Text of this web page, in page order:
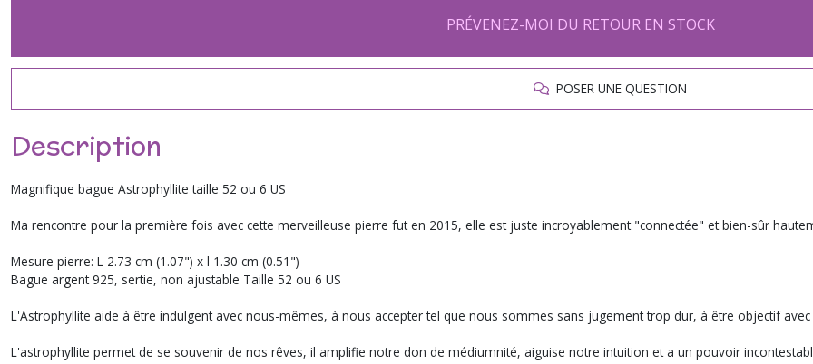
PRÉVENEZ-MOI DU RETOUR EN STOCK
POSER UNE QUESTION
Description
Magnifique bague Astrophyllite taille 52 ou 6 US
Ma rencontre pour la première fois avec cette merveilleuse pierre fut en 2015, elle est juste incroyablement "connectée" et bien-sûr
Mesure pierre: L 2.73 cm (1.07") x l 1.30 cm (0.51")
Bague argent 925, sertie, non ajustable Taille 52 ou 6 US
L'Astrophyllite aide à être indulgent avec nous-mêmes, à nous accepter tel que nous sommes sans jugement trop dur, à être objectif
L'astrophyllite permet de se souvenir de nos rêves, il amplifie notre don de médiumnité, aiguise notre intuition et a un pouvoir